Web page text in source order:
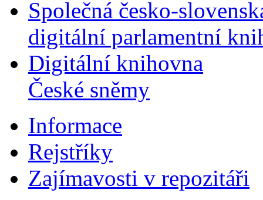
Společná česko-
digitální parlamentní
Digitální knihovna
České sněmy
Informace
Rejstříky
Zajímavosti v repozitáři